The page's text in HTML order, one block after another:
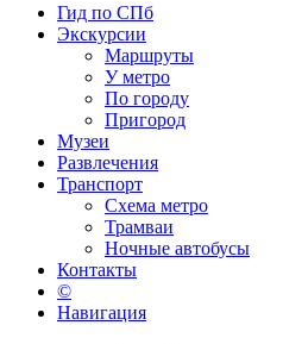
Гид по СПб
Экскурсии
Маршруты
У метро
По городу
Пригород
Музеи
Развлечения
Транспорт
Схема метро
Трамваи
Ночные автобусы
Контакты
©
Навигация